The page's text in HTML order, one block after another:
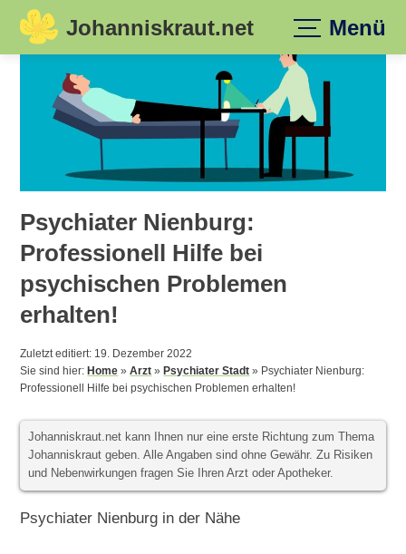
Skip
Johanniskraut.net Menü
Psychiater Nienburg:
Professionell Hilfe bei
psychischen Problemen
erhalten!
Zuletzt editiert: 19. Dezember 2022
Sie sind hier:Home »Arzt »Psychiater Stadt » Psychiater Nienburg:
Professionell Hilfe bei psychischen Problemen erhalten!
Johanniskraut.net kann Ihnen nur eine erste Richtung zum Thema
Johanniskraut geben. Alle Angaben sind ohne Gewähr. Zu Risiken
und Nebenwirkungen fragen Sie Ihren Arzt oder Apotheker.
Psychiater Nienburg in der Nähe